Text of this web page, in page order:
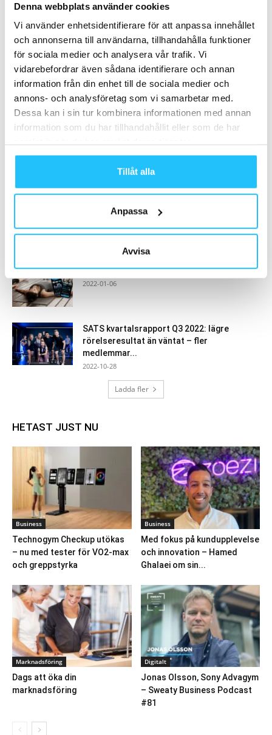
Denna webbplats använder cookies
Vi använder enhetsidentifierare för att anpassa innehållet
och annonserna till användarna, tillhandahålla funktioner
för sociala medier och analysera vår trafik. Vi
vidarebefordrar även sådana identifierare och annan
information från din enhet till de sociala medier och
annons- och analysföretag som vi samarbetar med.
Dessa kan i sin tur kombinera informationen med annan
information som du har tillhandahållit eller som de har
Tillåt alla
Anpassa
Avvisa
Samarbete
- Annons -
MEST POPULÄRA
träningsmotivation
2025-06-02
Event: Delta i European Health & Fitness
2023-03-05
BRP Systems förvärvar Astrofarm AS
2022-01-06
SATS kvartalsrapport Q3 2022: lägre
rörelseresultat än väntat – fler
medlemmar...
2022-10-28
Ladda fler
HETAST JUST NU
Business
Technogym Checkup utökas
– nu med tester för VO2-max
och greppstyrka
Business
Med fokus på kundupplevelse
och innovation – Hamed
Ghalaei om sin...
Marknadsföring
Dags att öka din
marknadsföring
Digitalt
Jonas Olsson, Sony Advagym
– Sweaty Business Podcast
#81